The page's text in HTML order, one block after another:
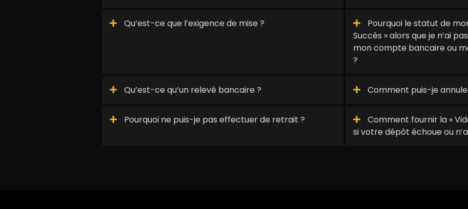
Qu’est-ce que l’exigence de mise ?
Pourquoi le statut de
Succès » alors que je n’ai
mon compte bancaire ou
?
Qu’est-ce qu’un relevé bancaire ? Comment puis-je
Pourquoi ne puis-je pas effectuer de retrait ?
Comment fournir la «
si votre dépôt échoue ou